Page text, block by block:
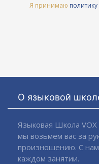
Я принимаю
О языковой
Языковая Школа VOX
мы возьмем вас за
произношению. С
каждом занятии.